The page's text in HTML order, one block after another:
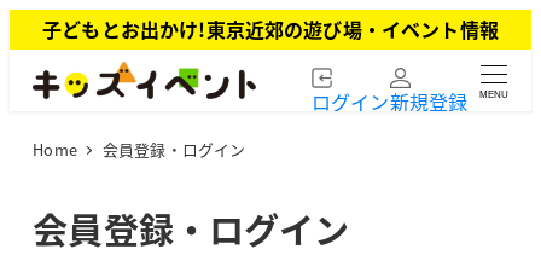
イ
子どもとお出かけ!東京近郊の遊び場・イベント情報
ログイン新規登録 MENU
Home 会員登録・ログイン
会員登録・ログイン